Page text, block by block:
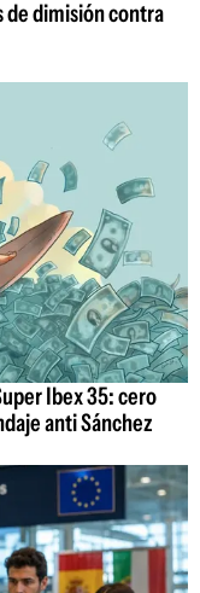
de dimisión contra
Ibex 35: cero
anti Sánchez